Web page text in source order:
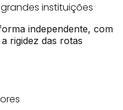
instituições
independente, com
rigidez das rotas